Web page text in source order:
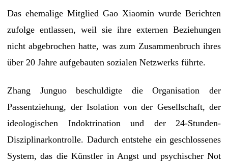
Das ehemalige Mitglied Gao Xiaomin wurde Berichten
zufolge entlassen, weil sie ihre externen Beziehungen
nicht abgebrochen hatte, was zum Zusammenbruch ihres
über 20 Jahre aufgebauten sozialen Netzwerks führte.
Zhang Junguo beschuldigte die Organisation der
Passentziehung, der Isolation von der Gesellschaft, der
ideologischen Indoktrination und der 24-Stunden-
Disziplinarkontrolle. Dadurch entstehe ein geschlossenes
System, das die Künstler in Angst und psychischer Not